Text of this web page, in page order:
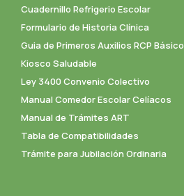
Cuadernillo Refrigerio Escolar
Formulario de Historia Clínica
Guia de Primeros Auxilios RCP Básico
Kiosco Saludable
Ley 3400 Convenio Colectivo
Manual Comedor Escolar Celíacos
Manual de Trámites ART
Tabla de Compatibilidades
Trámite para Jubilación Ordinaria